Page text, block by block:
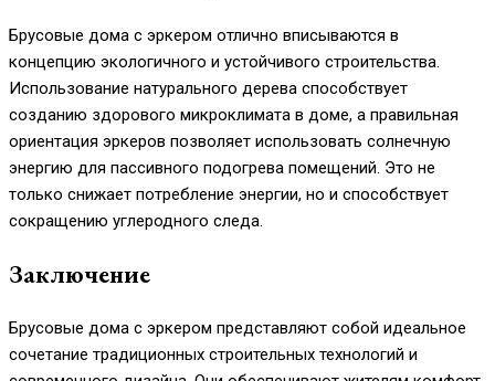
Брусовые дома с эркером отлично вписываются в
концепцию экологичного и устойчивого строительства.
Использование натурального дерева способствует
созданию здорового микроклимата в доме, а правильная
ориентация эркеров позволяет использовать солнечную
энергию для пассивного подогрева помещений. Это не
только снижает потребление энергии, но и способствует
сокращению углеродного следа.
Заключение
Брусовые дома с эркером представляют собой идеальное
сочетание традиционных строительных технологий и